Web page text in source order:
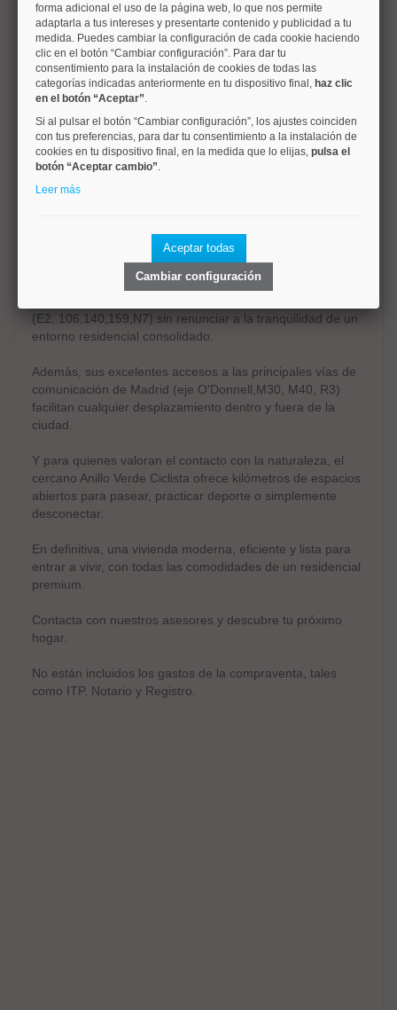
Además, cuenta con muchos extras tales como
mosquiteras, persianas motorizadas, toldos eléctricos,
excelente aislamiento térmico y acústico, y acabados de
alta calidad.
Incluye 2 amplias plazas de garaje y un gran trastero
totalmente acondicionado para optimizar el espacio.
La exclusiva urbanización ofrece vigilancia y control de
acceso 24 horas, piscinas de agua salada, gimnasio, sala
gourmet, cine privado, sala de juegos, zonas infantiles
La ubicación es igualmente privilegiada. Frente al Centro
Comercial Las Rosas y a escasos metros de la estación de
Metro Alsacia (línea 2), permite disfrutar de todos los
(E2, 106,140,159,N7) sin renunciar a la tranquilidad de un
entorno residencial consolidado.
Además, sus excelentes accesos a las principales vías de
comunicación de Madrid (eje O'Donnell,M30, M40, R3)
facilitan cualquier desplazamiento dentro y fuera de la
ciudad.
Y para quienes valoran el contacto con la naturaleza, el
cercano Anillo Verde Ciclista ofrece kilómetros de espacios
abiertos para pasear, practicar deporte o simplemente
desconectar.
En definitiva, una vivienda moderna, eficiente y lista para
entrar a vivir, con todas las comodidades de un residencial
premium.
Contacta con nuestros asesores y descubre tu próximo
hogar.
No están incluidos los gastos de la compraventa, tales
como ITP, Notario y Registro.
forma adicional el uso de la página web, lo que nos permite
adaptarla a tus intereses y presentarte contenido y publicidad a tu
medida. Puedes cambiar la configuración de cada cookie haciendo
clic en el botón “Cambiar configuración”. Para dar tu
consentimiento para la instalación de cookies de todas las
categorías indicadas anteriormente en tu dispositivo final, haz clic
en el botón “Aceptar”.
Si al pulsar el botón “Cambiar configuración”, los ajustes coinciden
con tus preferencias, para dar tu consentimiento a la instalación de
cookies en tu dispositivo final, en la medida que lo elijas, pulsa el
botón “Aceptar cambio”.
Leer más
Aceptar todas
Cambiar configuración